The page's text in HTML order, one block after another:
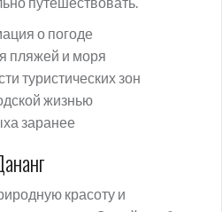
о погоде
пляжей и моря
туристических зон
жизнью
заранее
красоту и